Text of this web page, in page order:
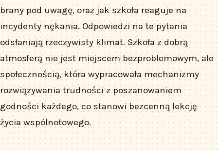
brany pod uwagę, oraz jak szkoła reaguje na
incydenty nękania. Odpowiedzi na te pytania
odsłaniają rzeczywisty klimat. Szkoła z dobrą
atmosferą nie jest miejscem bezproblemowym, ale
społecznością, która wypracowała mechanizmy
rozwiązywania trudności z poszanowaniem
godności każdego, co stanowi bezcenną lekcję
życia wspólnotowego.